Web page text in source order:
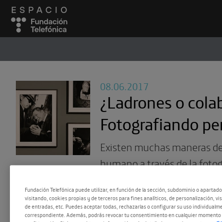
08.06.2017
¿Ladrones o
Fotografiando
Existen muchas maneras
humano a través de la
Fundación Telefónica puede utilizar, en función de la sección, subdominio o
visitando, cookies propias y de terceros para fines analíticos, de personalización,
de entradas, etc. Puedes aceptar todas, rechazarlas o configurar su uso
correspondiente. Además, podrás revocar tu consentimiento en cualquier momento